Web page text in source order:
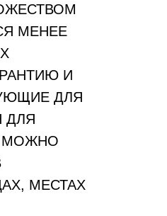
МЕНЕЕ
И
ДЛЯ
ДЛЯ
МОЖНО
МЕСТАХ